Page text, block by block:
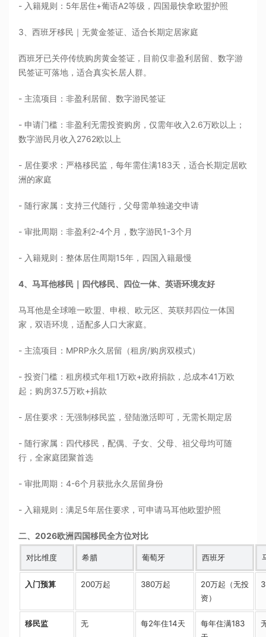
- 入籍规则：5年居住+葡语A2等级，四国最快拿欧盟护照
3、西班牙移民｜无黄金签证、适合长期定居家庭
西班牙已关停传统购房黄金签证，目前仅非盈利居留、数字游
民签证可落地，适合真实长居人群。
- 主流项目：非盈利居留、数字游民签证
- 申请门槛：非盈利无需投资购房，仅需年收入2.6万欧以上；
数字游民月收入2762欧以上
- 居住要求：严格移民监，每年需住满183天，适合长期定居欧
洲的家庭
- 随行家属：支持三代随行，父母需单独递交申请
- 审批周期：非盈利2-4个月，数字游民1-3个月
- 入籍规则：整体居住周期15年，四国入籍最慢
4、马耳他移民｜四代移民、四位一体、英语环境友好
马耳他是全球唯一欧盟、申根、欧元区、英联邦四位一体国
家，双语环境，适配多人口大家庭。
- 主流项目：MPRP永久居留（租房/购房双模式）
- 投资门槛：租房模式年租1万欧+政府捐款，总成本41万欧
起；购房37.5万欧+捐款
- 居住要求：无强制移民监，登陆激活即可，无需长期定居
- 随行家属：四代移民，配偶、子女、父母、祖父母均可随
行，全家庭团聚首选
- 审批周期：4-6个月获批永久居留身份
- 入籍规则：满足5年居住要求，可申请马耳他欧盟护照
二、2026欧洲四国移民全方位对比
对比维度 希腊 葡萄牙 西班牙
入门预算 200万起 380万起
20万起（无投
资）
移民监 无 每2年住14天
每年住满183